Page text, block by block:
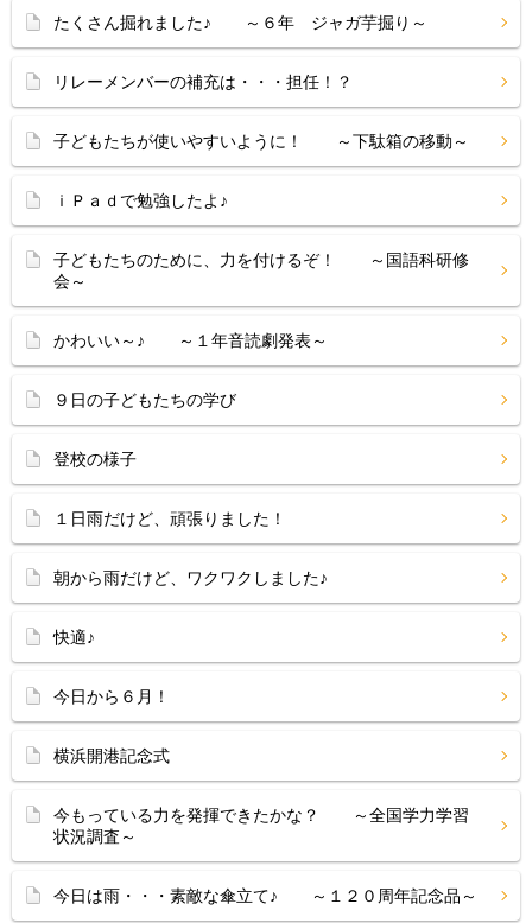
たくさん掘れました♪ ～６年 ジャガ芋掘り～
リレーメンバーの補充は・・・担任！？
子どもたちが使いやすいように！ ～下駄箱の移動～
ｉＰａｄで勉強したよ♪
子どもたちのために、力を付けるぞ！ ～国語科研修
会～
かわいい～♪ ～１年音読劇発表～
９日の子どもたちの学び
登校の様子
１日雨だけど、頑張りました！
朝から雨だけど、ワクワクしました♪
快適♪
今日から６月！
横浜開港記念式
今もっている力を発揮できたかな？ ～全国学力学習
状況調査～
今日は雨・・・素敵な傘立て♪ ～１２０周年記念品～